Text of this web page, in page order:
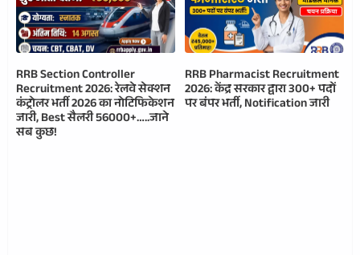
RRB Section Controller
Recruitment 2026: रेलवे सेक्शन
कंट्रोलर भर्ती 2026 का नोटिफिकेशन
जारी, Best सैलरी 56000+…..जाने
सब कुछ!
RRB Pharmacist Recruitment
2026: केंद्र सरकार द्वारा 300+ पदों
पर बंपर भर्ती, Notification जारी